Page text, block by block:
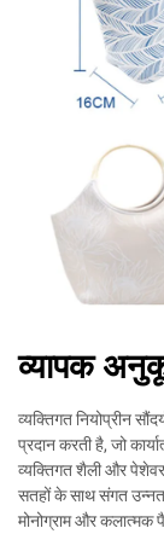
व्यापक
व्यक्तिगत नियोप्रीन
प्रदान करती है, जो
व्यक्तिगत शैली और
सतहों के साथ संगत उन्नत
मोनोग्राम और कलात्मक